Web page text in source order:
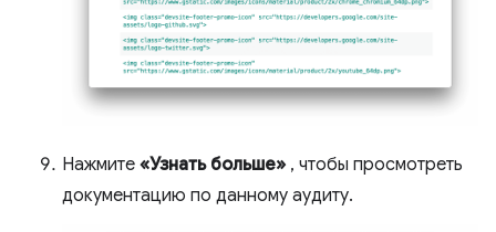
Нажмите «Узнать больше» , чтобы просмотреть
документацию по данному аудиту.